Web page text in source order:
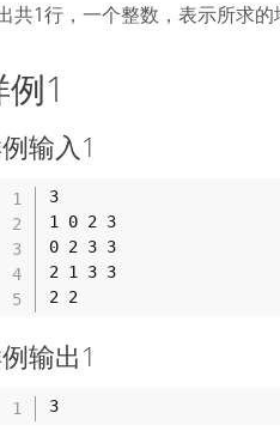
共1行，一个整数，表示所求的
1
输入1
3
1 0 2 3
0 2 3 3
2 1 3 3
2 2
输出1
3